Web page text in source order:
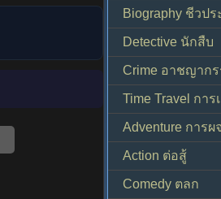
Biography ชีวปร
Detective นักสืบ
Crime อาชญาก
Time Travel กา
Adventure การ
Action ต่อสู้
Comedy ตลก